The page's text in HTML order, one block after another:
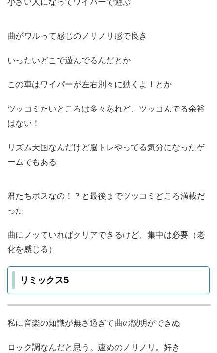
小さい人になってワイパーで遊ぶ
曲がワルって感じのノリノリ感で良き
いったいどこで遊んでるんだとか
この車はワイパーが左右別々に動くよ！とか
ツッコミたいところは多々あれど、ツッコんでる余裕
はない！
リズム天国なんだけど脳トレやってる気分になったゲ
ームでもある
君たちボスなの！？と最後までツッコミどころ満載だ
った
曲にノッていればクリアできるけど、集中は必要（老
化を感じる）
リミックス5
私に音楽の知識が無さ過ぎて曲の説明ができぬ
ロック調なんだと思う。速めのノリノリ。好き